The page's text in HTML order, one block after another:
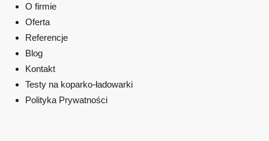
O firmie
Oferta
Referencje
Blog
Kontakt
Testy na koparko-ładowarki
Polityka Prywatności